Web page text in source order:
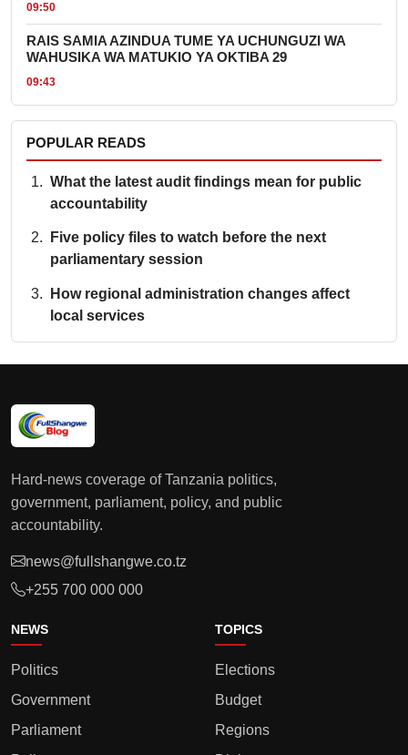
09:50
RAIS SAMIA AZINDUA TUME YA UCHUNGUZI WA
WAHUSIKA WA MATUKIO YA OKTIBA 29
09:43
POPULAR READS
What the latest audit findings mean for public
accountability
Five policy files to watch before the next
parliamentary session
How regional administration changes affect
local services
Hard-news coverage of Tanzania politics,
government, parliament, policy, and public
accountability.
news@fullshangwe.co.tz
+255 700 000 000
NEWS
Politics
Government
Parliament
TOPICS
Elections
Budget
Regions